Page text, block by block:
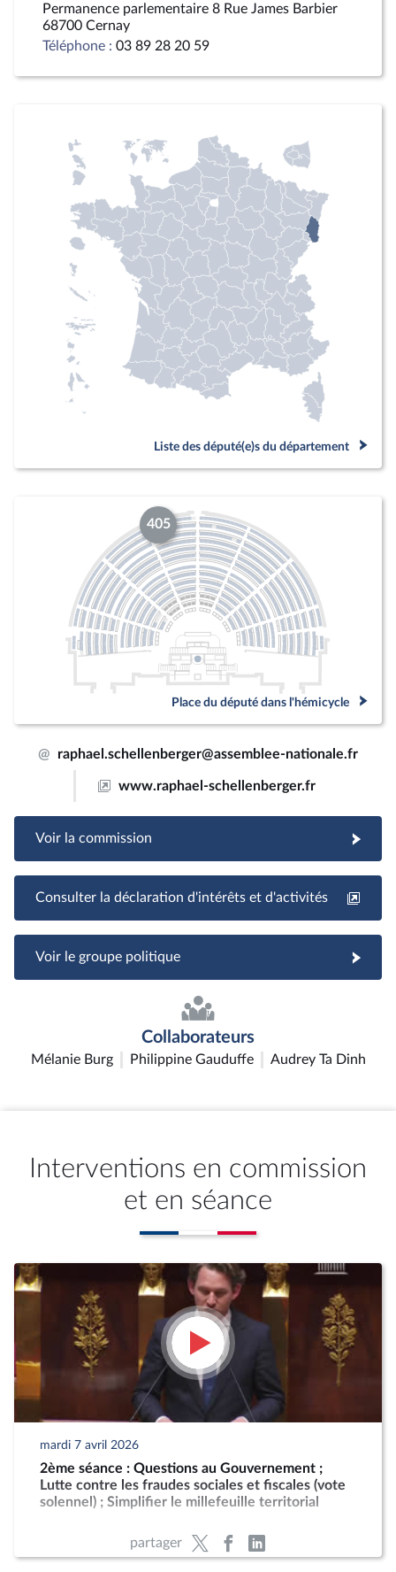
Permanence parlementaire 8 Rue James Barbier
68700 Cernay
Téléphone : 03 89 28 20 59
Liste des député(e)s du département
405
Place du député dans l'hémicycle
@ raphael.schellenberger@assemblee-nationale.fr
www.raphael-schellenberger.fr
Voir la commission
Consulter la déclaration d'intérêts et d'activités
Voir le groupe politique
Collaborateurs
Mélanie Burg Philippine Gauduffe Audrey Ta Dinh
Interventions en commission
et en séance
mardi 7 avril 2026
2ème séance : Questions au Gouvernement ;
Lutte contre les fraudes sociales et fiscales (vote
solennel) ; Simplifier le millefeuille territorial
partager